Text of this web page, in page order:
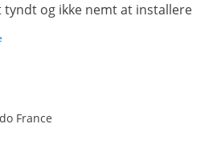
og ikke nemt at installere
France